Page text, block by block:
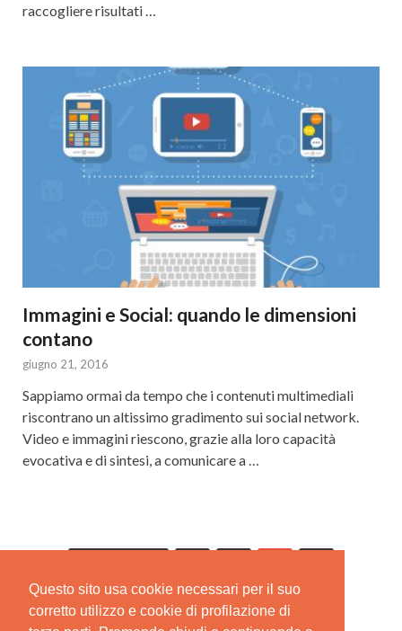
Questo sito usa cookie necessari per il suo
corretto utilizzo e cookie di profilazione di
raccogliere risultati …
Immagini e Social: quando le dimensioni
contano
giugno 21, 2016
Sappiamo ormai da tempo che i contenuti multimediali
riscontrano un altissimo gradimento sui social network.
Video e immagini riescono, grazie alla loro capacità
evocativa e di sintesi, a comunicare a …
Successivi